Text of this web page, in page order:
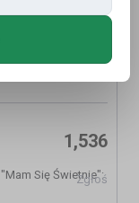
1,536
Zgłoś
Się Świetnie":